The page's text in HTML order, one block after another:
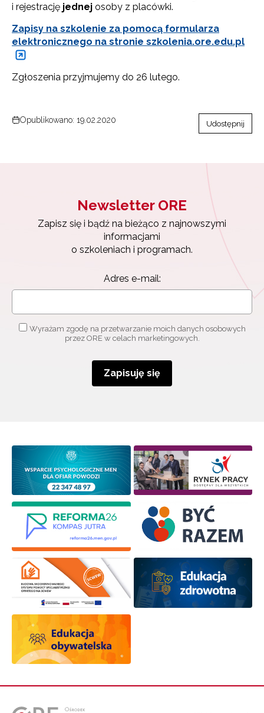
i rejestrację jednej osoby z placówki.
Zapisy na szkolenie za pomocą formularza
elektronicznego na stronie szkolenia.ore.edu.pl
Zgłoszenia przyjmujemy do 26 lutego.
Opublikowano: 19.02.2020 Udostępnij
Newsletter ORE
Zapisz się i bądź na bieżąco z najnowszymi
informacjami
o szkoleniach i programach.
Adres e-mail:
Wyrażam zgodę na przetwarzanie moich danych osobowych
przez ORE w celach marketingowych.
Zapisuję się
Newsletter ORE
o szkoleniach i programach.
Adres e-mail: